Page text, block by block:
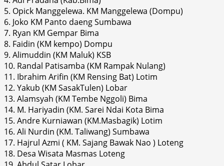
5. Opick Manggelewa. KM Manggelewa (Dompu)
6. Joko KM Panto daeng Sumbawa
7. Ryan KM Gempar Bima
8. Faidin (KM kempo) Dompu
9. Alimuddin (KM Maluk) KSB
10. Randal Patisamba (KM Rampak Nulang)
11. Ibrahim Arifin (KM Rensing Bat) Lotim
12. Yakub (KM SasakTulen) Lobar
13. Alamsyah (KM Tembe Nggoli) Bima
14. M. Hariyadin (KM. Sarei Ndai Kota Bima
15. Andre Kurniawan (KM.Masbagik) Lotim
16. Ali Nurdin (KM. Taliwang) Sumbawa
17. Hajrul Azmi ( KM. Sajang Bawak Nao ) Loteng
18. Desa Wisata Masmas Loteng